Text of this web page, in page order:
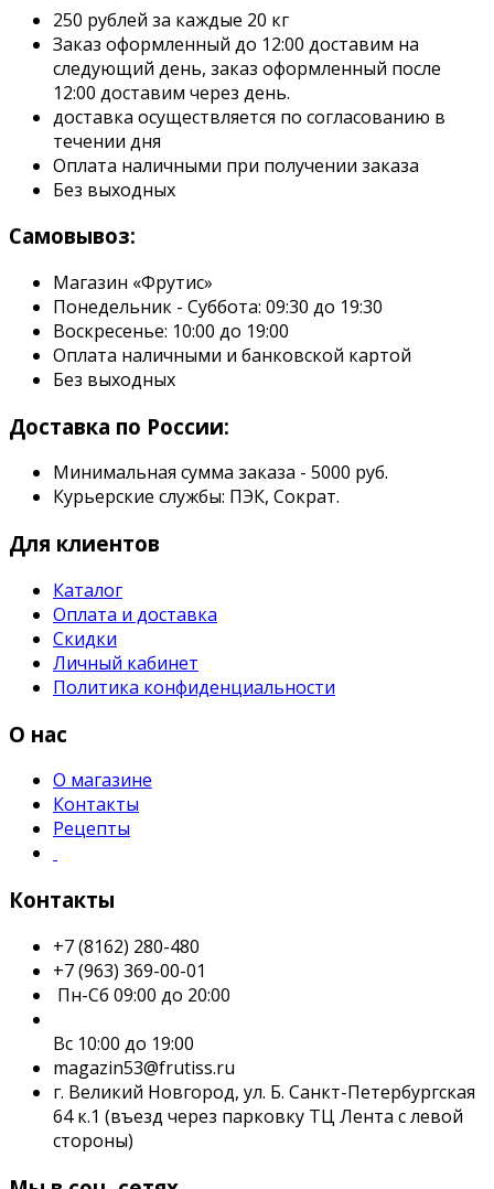
250 рублей за каждые 20 кг
Заказ оформленный до 12:00 доставим на
следующий день, заказ оформленный после
12:00 доставим через день.
доставка осуществляется по согласованию в
течении дня
Оплата наличными при получении заказа
Без выходных
Самовывоз:
Магазин «Фрутис»
Понедельник - Суббота: 09:30 до 19:30
Воскресенье: 10:00 до 19:00
Оплата наличными и банковской картой
Без выходных
Доставка по России:
Минимальная сумма заказа - 5000 руб.
Курьерские службы: ПЭК, Сократ.
Для клиентов
Каталог
Оплата и доставка
Скидки
Личный кабинет
Политика конфиденциальности
О нас
О магазине
Контакты
Рецепты
Контакты
+7 (8162) 280-480
+7 (963) 369-00-01
Пн-Сб 09:00 до 20:00
Вс 10:00 до 19:00
magazin53@frutiss.ru
г. Великий Новгород, ул. Б. Санкт-Петербургская
64 к.1 (въезд через парковку ТЦ Лента с левой
стороны)